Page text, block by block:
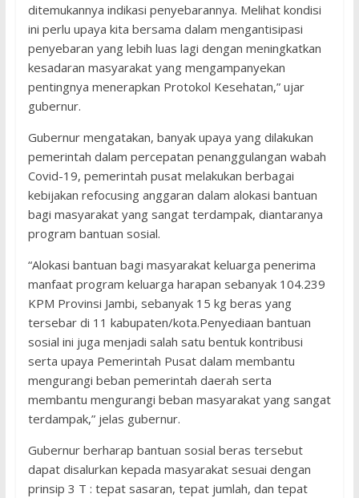
ditemukannya indikasi penyebarannya. Melihat kondisi
ini perlu upaya kita bersama dalam mengantisipasi
penyebaran yang lebih luas lagi dengan meningkatkan
kesadaran masyarakat yang mengampanyekan
pentingnya menerapkan Protokol Kesehatan,” ujar
gubernur.
Gubernur mengatakan, banyak upaya yang dilakukan
pemerintah dalam percepatan penanggulangan wabah
Covid-19, pemerintah pusat melakukan berbagai
kebijakan refocusing anggaran dalam alokasi bantuan
bagi masyarakat yang sangat terdampak, diantaranya
program bantuan sosial.
“Alokasi bantuan bagi masyarakat keluarga penerima
manfaat program keluarga harapan sebanyak 104.239
KPM Provinsi Jambi, sebanyak 15 kg beras yang
tersebar di 11 kabupaten/kota.Penyediaan bantuan
sosial ini juga menjadi salah satu bentuk kontribusi
serta upaya Pemerintah Pusat dalam membantu
mengurangi beban pemerintah daerah serta
membantu mengurangi beban masyarakat yang sangat
terdampak,” jelas gubernur.
Gubernur berharap bantuan sosial beras tersebut
dapat disalurkan kepada masyarakat sesuai dengan
prinsip 3 T : tepat sasaran, tepat jumlah, dan tepat